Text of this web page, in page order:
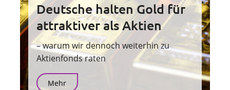
Deutsche halten Gold für
attraktiver als Aktien
– warum wir dennoch weiterhin zu
Aktienfonds raten
Mehr